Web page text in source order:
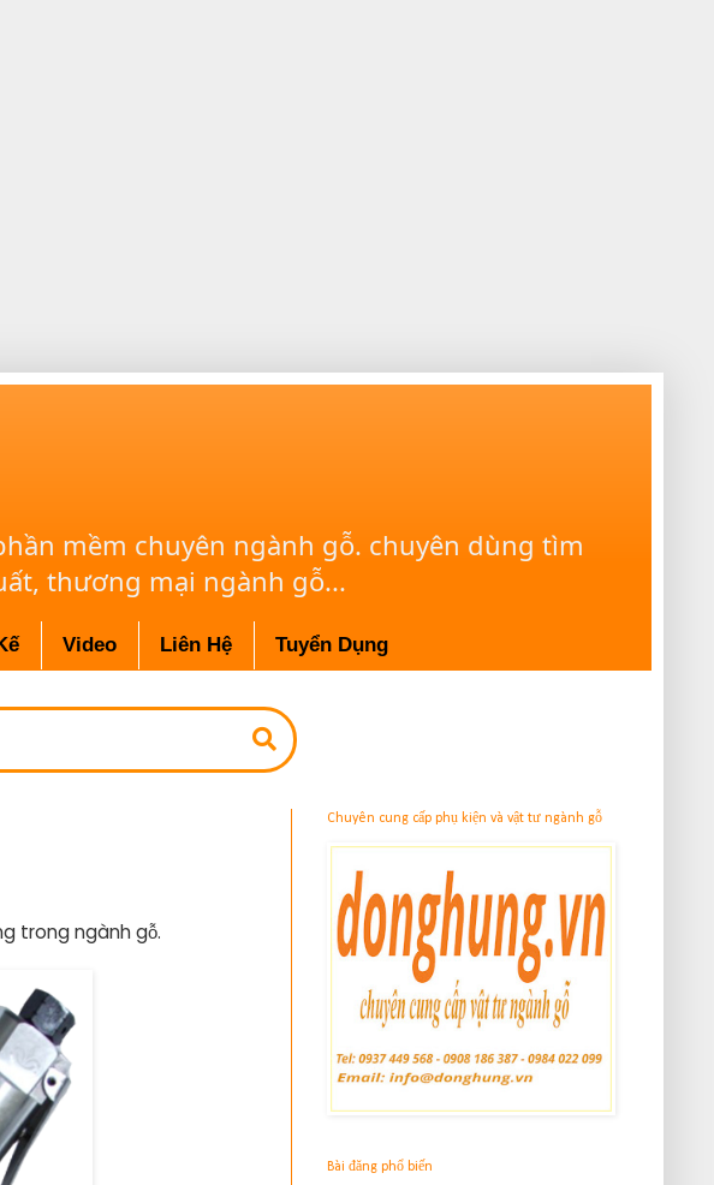
mềm chuyên ngành gỗ. chuyên dùng tìm
thương mại ngành gỗ...
Video Liên Hệ Tuyển Dụng
trong ngành gỗ.
Chuyên cung cấp phụ kiện và vật tư ngành gỗ
Bài đăng phổ biến